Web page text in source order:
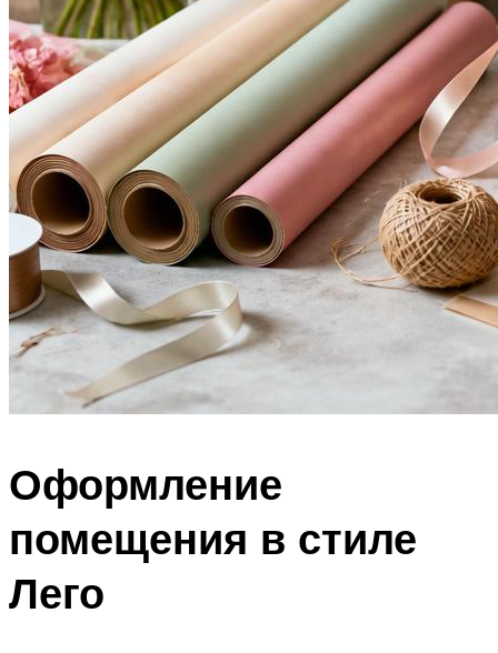
Оформление
помещения в стиле
Лего